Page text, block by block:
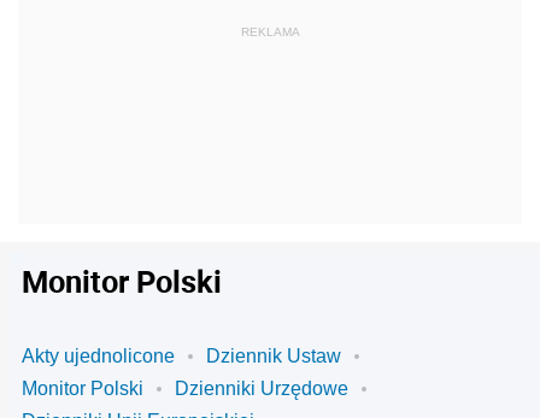
Monitor Polski
Akty ujednolicone
Dziennik Ustaw
Monitor Polski
Dzienniki Urzędowe